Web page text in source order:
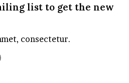
list to get the new
consectetur.